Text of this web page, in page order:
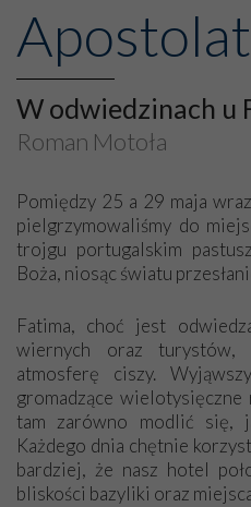
W odwiedzinach u
Roman Motoła
Pomiędzy 25 a 29 maja
pielgrzymowaliśmy do
trojgu portugalskim
Boża, niosąc światu
Fatima, choć jest
wiernych oraz turystów,
atmosferę ciszy.
gromadzące
tam zarówno modlić się,
Każdego dnia chętnie
bardziej, że nasz hotel
bliskości bazyliki oraz